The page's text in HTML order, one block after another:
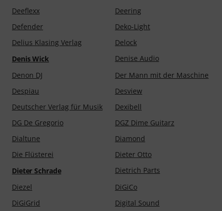
Deeflexx
Deering
Defender
Deko-Light
Delius Klasing Verlag
Delock
Denis Wick
Denise Audio
Denon DJ
Der Mann mit der Maschine
Despiau
Desview
Deutscher Verlag für Musik
Dexibell
DG De Gregorio
DGZ Dime Guitarz
Dialtune
Diamond
Die Flüsterei
Dieter Otto
Dieter Schrade
Dietrich Parts
Diezel
DiGiCo
DiGiGrid
Digital Sound